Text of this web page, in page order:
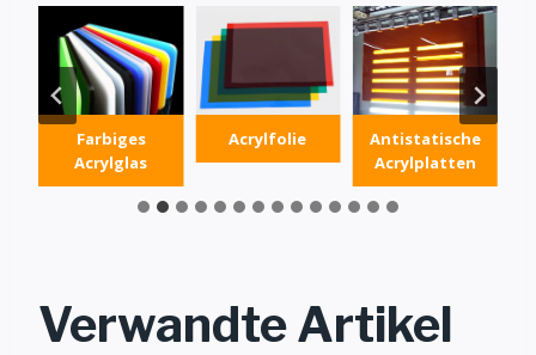
Acrylfolie
Antistatische
Acrylplatten
Acryl
Diffusorplatte
Verwandte Artikel